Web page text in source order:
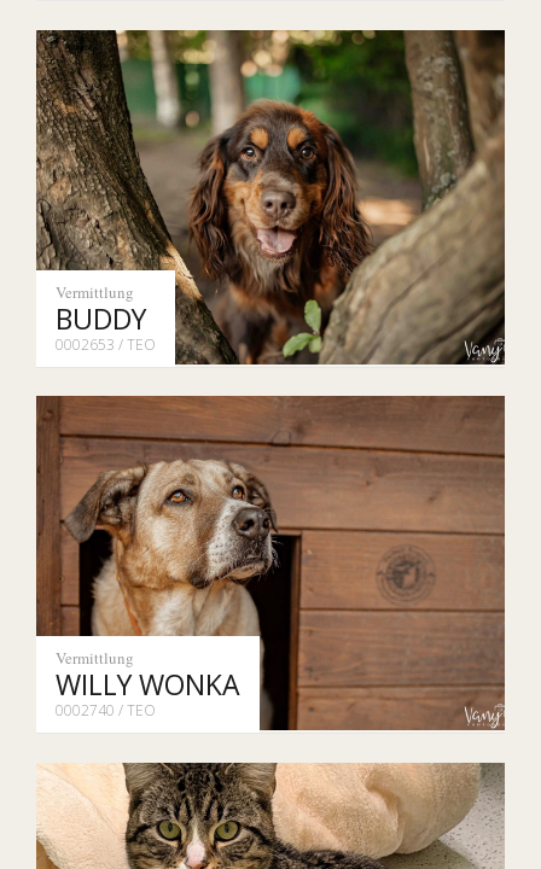
Vermittlung
BUDDY
0002653 / TEO
Vermittlung
WILLY WONKA
0002740 / TEO